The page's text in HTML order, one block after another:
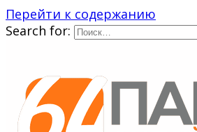
Перейти к содержанию
Search for: